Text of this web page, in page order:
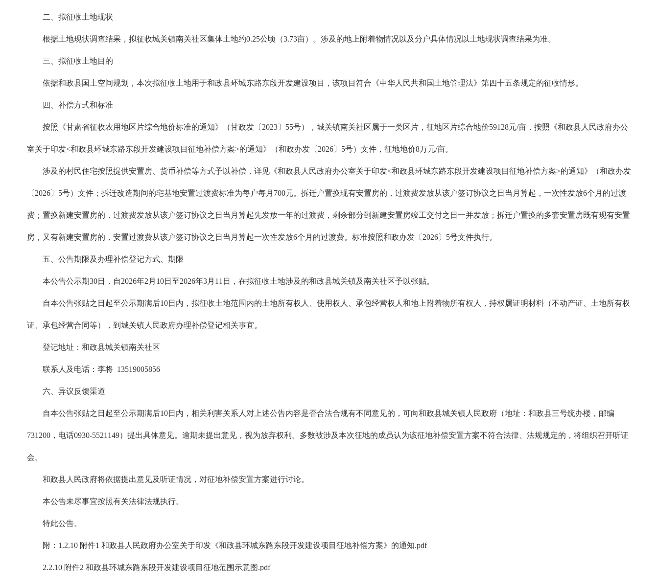
二、拟征收土地现状
根据土地现状调查结果，拟征收城关镇南关社区集体土地约0.25公顷（3.73亩）。涉及的地上附着物情况以及分户具体情况以土地现状调查结果为准。
三、拟征收土地目的
依据和政县国土空间规划，本次拟征收土地用于和政县环城东路东段开发建设项目，该项目符合《中华人民共和国土地管理法》第四十五条规定的征收情形。
四、补偿方式和标准
按照《甘肃省征收农用地区片综合地价标准的通知》（甘政发〔2023〕55号），城关镇南关社区属于一类区片，征地区片综合地价59128元/亩，按照《和政县人民政府办公
室关于印发<和政县环城东路东段开发建设项目征地补偿方案>的通知》（和政办发〔2026〕5号）文件，征地地价8万元/亩。
涉及的村民住宅按照提供安置房、货币补偿等方式予以补偿，详见《和政县人民政府办公室关于印发<和政县环城东路东段开发建设项目征地补偿方案>的通知》（和政办发
〔2026〕5号）文件；拆迁改造期间的宅基地安置过渡费标准为每户每月700元。拆迁户置换现有安置房的，过渡费发放从该户签订协议之日当月算起，一次性发放6个月的过渡
费；置换新建安置房的，过渡费发放从该户签订协议之日当月算起先发放一年的过渡费，剩余部分到新建安置房竣工交付之日一并发放；拆迁户置换的多套安置房既有现有安置
房，又有新建安置房的，安置过渡费从该户签订协议之日当月算起一次性发放6个月的过渡费。标准按照和政办发〔2026〕5号文件执行。
五、公告期限及办理补偿登记方式、期限
本公告公示期30日，自2026年2月10日至2026年3月11日，在拟征收土地涉及的和政县城关镇及南关社区予以张贴。
自本公告张贴之日起至公示期满后10日内，拟征收土地范围内的土地所有权人、使用权人、承包经营权人和地上附着物所有权人，持权属证明材料（不动产证、土地所有权
证、承包经营合同等），到城关镇人民政府办理补偿登记相关事宜。
登记地址：和政县城关镇南关社区
联系人及电话：李将 13519005856
六、异议反馈渠道
自本公告张贴之日起至公示期满后10日内，相关利害关系人对上述公告内容是否合法合规有不同意见的，可向和政县城关镇人民政府（地址：和政县三号统办楼，邮编
731200，电话0930-5521149）提出具体意见。逾期未提出意见，视为放弃权利。多数被涉及本次征地的成员认为该征地补偿安置方案不符合法律、法规规定的，将组织召开听证
会。
和政县人民政府将依据提出意见及听证情况，对征地补偿安置方案进行讨论。
本公告未尽事宜按照有关法律法规执行。
特此公告。
附：1.2.10 附件1 和政县人民政府办公室关于印发《和政县环城东路东段开发建设项目征地补偿方案》的通知.pdf
2.2.10 附件2 和政县环城东路东段开发建设项目征地范围示意图.pdf